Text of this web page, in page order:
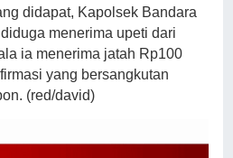
didapat, Kapolsek Bandara
menerima upeti dari
ia menerima jatah Rp100
yang bersangkutan
(red/david)